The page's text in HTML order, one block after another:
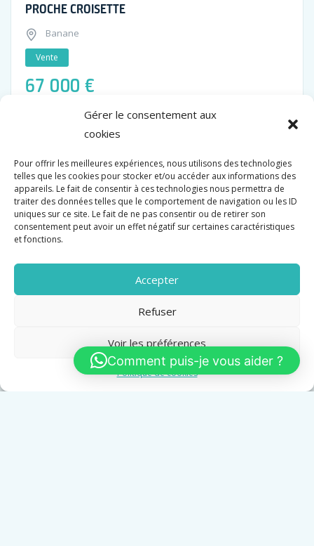
Gérer le consentement aux
cookies
Pour offrir les meilleures expériences, nous utilisons des technologies
telles que les cookies pour stocker et/ou accéder aux informations des
appareils. Le fait de consentir à ces technologies nous permettra de
traiter des données telles que le comportement de navigation ou les ID
uniques sur ce site. Le fait de ne pas consentir ou de retirer son
consentement peut avoir un effet négatif sur certaines caractéristiques
et fonctions.
Accepter
Refuser
Voir les préférences
Politique de cookies
PROCHE CROISETTE
Banane
Vente
67 000 €
Comment puis-je vous aider ?